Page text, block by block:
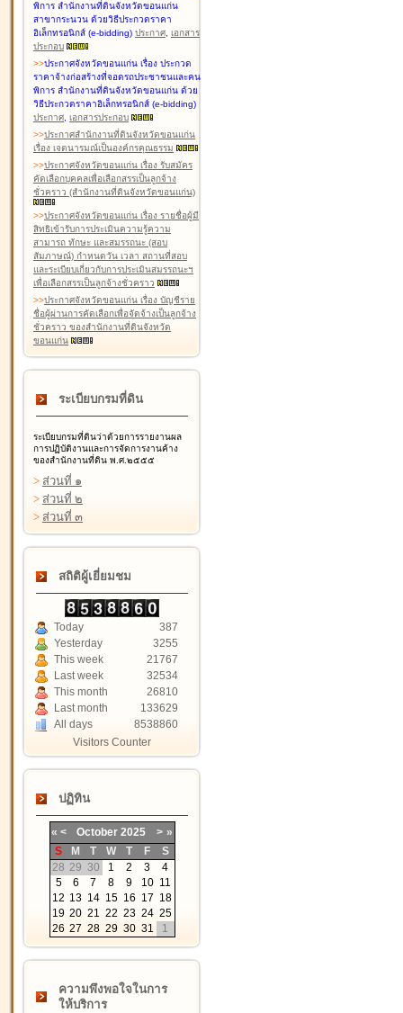
พิการ สำนักงานที่ดินจังหวัดขอนแก่น
สาขากระนวน ด้วยวิธีประกวดราคา
อิเล็กทรอนิกส์ (e-bidding) ประกาศ, เอกสาร
ประกอบ
>>ประกาศจังหวัดขอนแก่น เรื่อง ประกวด
ราคาจ้างก่อสร้างที่จอดรถประชาชนและคน
พิการ สำนักงานที่ดินจังหวัดขอนแก่น ด้วย
วิธีประกวดราคาอิเล็กทรอนิกส์ (e-bidding)
ประกาศ, เอกสารประกอบ
>>ประกาศสำนักงานที่ดินจังหวัดขอนแก่น
เรื่อง เจตนารมณ์เป็นองค์กรคุณธรรม
>>ประกาศจังหวัดขอนแก่น เรื่อง รับสมัคร
คัดเลือกบุคคลเพื่อเลือกสรรเป็นลูกจ้าง
ชั่วคราว (สำนักงานที่ดินจังหวัดขอนแก่น)
>>ประกาศจังหวัดขอนแก่น เรื่อง รายชื่อผู้มี
สิทธิเข้ารับการประเมินความรู้ความ
สามารถ ทักษะ และสมรรถนะ (สอบ
สัมภาษณ์) กำหนดวัน เวลา สถานที่สอบ
และระเบียบเกี่ยวกับการประเมินสมรรถนะฯ
เพื่อเลือกสรรเป็นลูกจ้างชั่วคราว
>>ประกาศจังหวัดขอนแก่น เรื่อง บัญชีราย
ชื่อผู้ผ่านการคัดเลือกเพื่อจัดจ้างเป็นลูกจ้าง
ชั่วคราว ของสำนักงานที่ดินจังหวัด
ขอนแก่น
ระเบียบกรมที่ดิน
ระเบียบกรมที่ดินว่าด้วยการรายงานผล
การปฏิบัติงานและการจัดการงานค้าง
ของสำนักงานที่ดิน พ.ศ.๒๕๕๕
> ส่วนที่ ๑
> ส่วนที่ ๒
> ส่วนที่ ๓
สถิติผู้เยี่ยมชม
Today
387
Yesterday
3255
This week
21767
Last week
32534
This month
26810
Last month
133629
All days
8538860
Visitors Counter
ปฏิทิน
« < October 2025 > »
S
M T W T F
S
28 29 30 1 2 3
4
5
6 7 8 9 10 11
12 13 14 15 16 17 18
19 20 21 22 23 24 25
26 27 28 29 30 31 1
ความพึงพอใจในการ
ให้บริการ